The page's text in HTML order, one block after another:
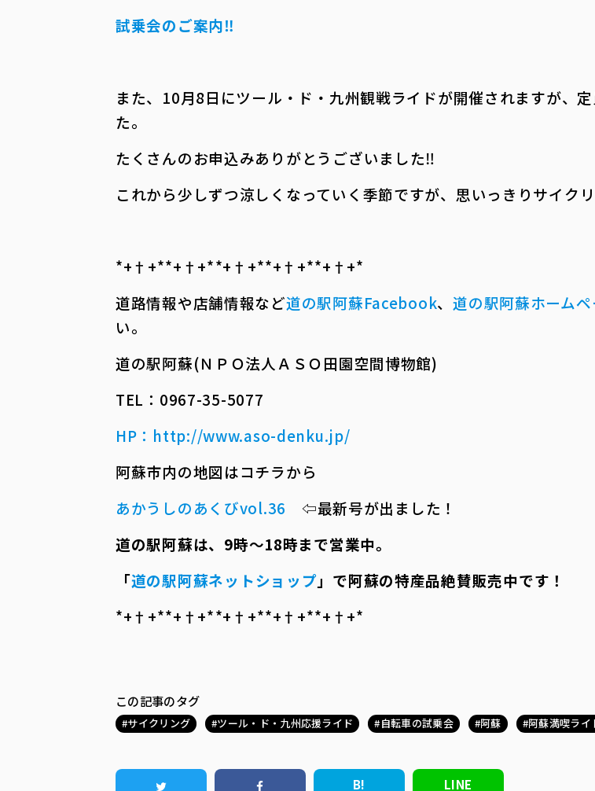
試乗会のご案内‼
また、10月8日にツール・ド・九州観戦ライドが開催されますが、
た。
たくさんのお申込みありがとうございました‼
これから少しずつ涼しくなっていく季節ですが、思いっきりサイク
*+†+*――*+†+*――*+†+*――*+†+*――*+†+*――
道路情報や店舗情報など道の駅阿蘇Facebook、道の駅阿蘇ホームペ
い。
道の駅阿蘇(ＮＰＯ法人ＡＳＯ田園空間博物館)
TEL：0967-35-5077
HP ： http://www.aso-denku.jp/
阿蘇市内の地図はコチラから
あかうしのあくびvol.36 ⇦最新号が出ました！
道の駅阿蘇は、 9時～18時まで営業中。
「道の駅阿蘇ネットショップ」で阿蘇の特産品絶賛販売中です！
*+†+*――*+†+*――*+†+*――*+†+*――*+†+*――
この記事のタグ
サイクリング ツール・ド・九州応援ライド 自転車の試乗会 阿蘇 阿蘇満喫ライ
B! LINE